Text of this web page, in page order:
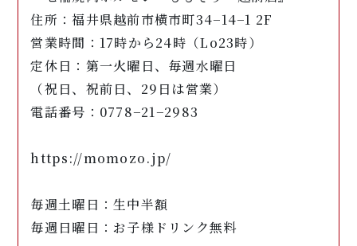
住所：福井県越前市横市町34−14−1 2F
営業時間：17時から24時（Lo23時）
定休日：第一火曜日、毎週水曜日
（祝日、祝前日、29日は営業）
電話番号：0778−21−2983
https://momozo.jp/
毎週土曜日：生中半額
毎週日曜日：お子様ドリンク無料